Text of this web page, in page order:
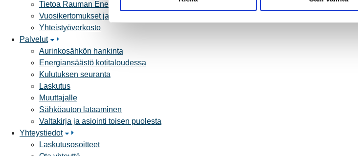
k
e
Tietoa Rauman Energiasta
Vuosikertomukset ja asiakaslehti
Yhteistyöverkosto
Palvelut
Aurinkosähkön hankinta
Energiansäästö kotitaloudessa
Kulutuksen seuranta
Laskutus
Muuttajalle
Sähköauton lataaminen
Valtakirja ja asiointi toisen puolesta
Yhteystiedot
Laskutusosoitteet